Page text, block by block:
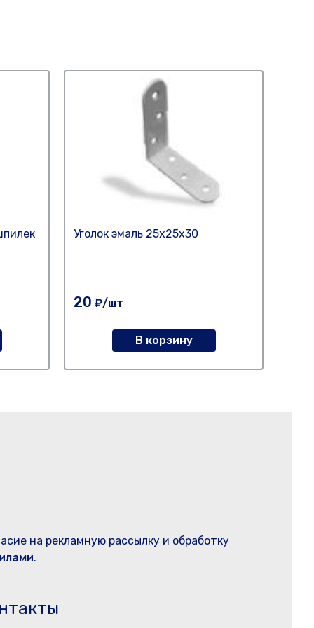
Уголок эмаль 25х25х30
20 ₽/шт
В корзину
на рекламную рассылку и обработку
.